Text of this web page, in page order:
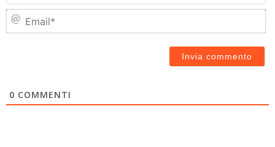
0 COMMENTI